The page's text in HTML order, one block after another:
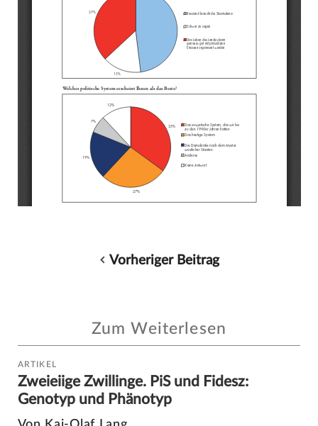
Vorheriger Beitrag
Zum Weiterlesen
ARTIKEL
Zweieiige Zwillinge. PiS und Fidesz:
Genotyp und Phänotyp